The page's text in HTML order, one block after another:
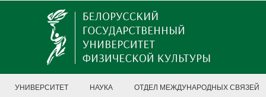
УНИВЕРСИТЕТ НАУКА ОТДЕЛ МЕЖДУНАРОДНЫХ СВЯЗЕЙ